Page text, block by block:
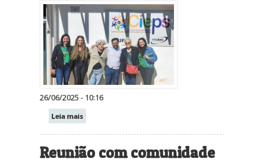
26/06/2025 - 10:16
Leia mais
Reunião com comunidade